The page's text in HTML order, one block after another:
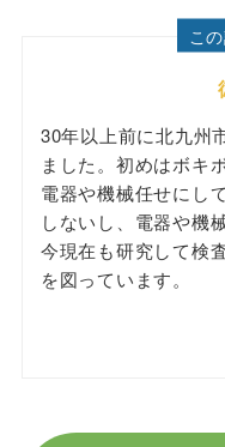
こ
30年以上前に北九州
ました。初めはボキ
電器や機械任せにし
しないし、電器や機
今現在も研究して検
を図っています。